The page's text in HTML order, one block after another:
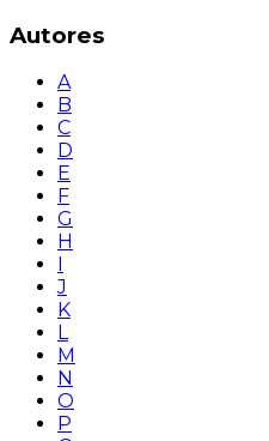
Autores
A
B
C
D
E
F
G
H
J
K
L
M
N
O
P